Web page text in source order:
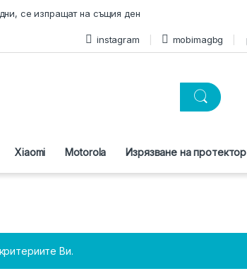
се изпращат на същия ден
instagram mobimagbg
Xiaomi Motorola Изрязване на протектор
Ви.